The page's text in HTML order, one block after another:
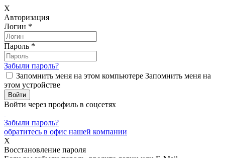
X
Авторизация
Логин *
Пароль *
Забыли пароль?
Запомнить меня на этом компьютере Запомнить меня на
этом устройстве
Войти через профиль в соцсетях
Забыли пароль?
обратитесь в офис нашей компании
X
Восстановление пароля